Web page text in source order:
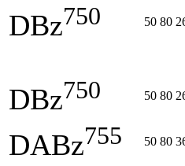
DBz750 50 80
DBz750 50 80
DABz755 50 80